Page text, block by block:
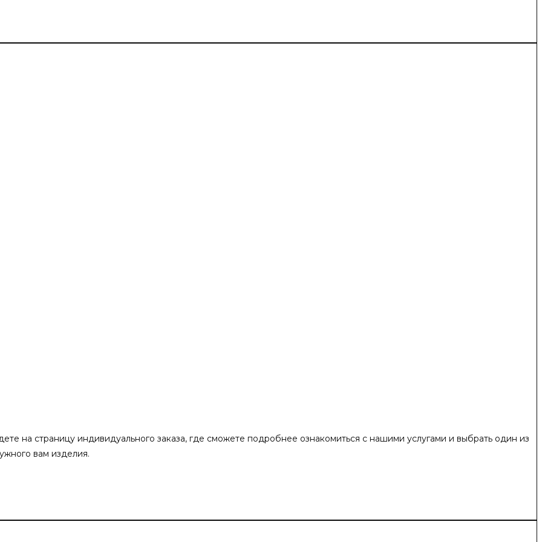
на страницу индивидуального заказа, где сможете подробнее ознакомиться с нашими услугами и выбрать один из
вам изделия.